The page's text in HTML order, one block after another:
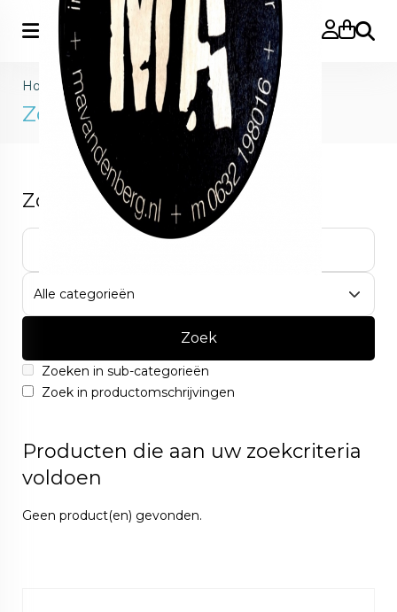
Home>Zoeken
Zoeken
Zoekcriteria
Zoek
Zoeken in sub-categorieën
Zoek in productomschrijvingen
Producten die aan uw zoekcriteria
voldoen
Geen product(en) gevonden.